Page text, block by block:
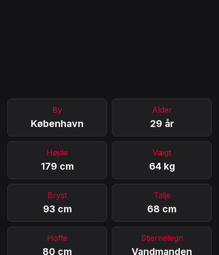
By
København
Alder
29 år
Højde
179 cm
Vægt
64 kg
Bryst
93 cm
Talje
68 cm
Hofte
80 cm
Stjernetegn
Vandmanden